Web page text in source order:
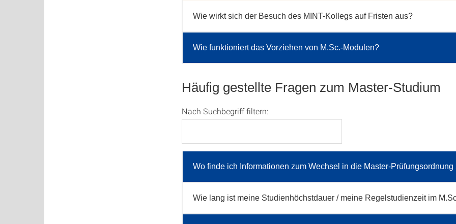
Wie wirkt sich der Besuch des MINT-Kollegs auf Fristen aus?
Wie funktioniert das Vorziehen von M.Sc.-Modulen?
Häufig gestellte Fragen zum Master-Studium
Nach Suchbegriff filtern:
Wo finde ich Informationen zum Wechsel in die Master-Prüfungsordnung
Wie lang ist meine Studienhöchstdauer / meine Regelstudienzeit im